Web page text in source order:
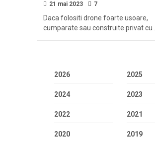
21 mai 2023 7
Daca folositi drone foarte usoare,
cumparate sau construite privat cu …
2026 2025
2024 2023
2022 2021
2020 2019